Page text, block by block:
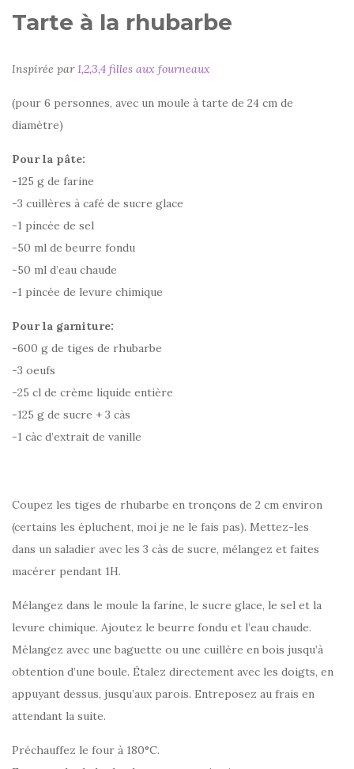
Tarte à la rhubarbe
Inspirée par1,2,3,4 filles aux fourneaux
(pour 6 personnes, avec un moule à tarte de 24 cm de
diamètre)
Pour la pâte:
-125 g de farine
-3 cuillères à café de sucre glace
-1 pincée de sel
-50 ml de beurre fondu
-50 ml d’eau chaude
-1 pincée de levure chimique
Pour la garniture:
-600 g de tiges de rhubarbe
-3 oeufs
-25 cl de crème liquide entière
-125 g de sucre + 3 càs
-1 càc d’extrait de vanille
Coupez les tiges de rhubarbe en tronçons de 2 cm environ
(certains les épluchent, moi je ne le fais pas). Mettez-les
dans un saladier avec les 3 càs de sucre, mélangez et faites
macérer pendant 1H.
Mélangez dans le moule la farine, le sucre glace, le sel et la
levure chimique. Ajoutez le beurre fondu et l’eau chaude.
Mélangez avec une baguette ou une cuillère en bois jusqu’à
obtention d’une boule. Étalez directement avec les doigts, en
appuyant dessus, jusqu’aux parois. Entreposez au frais en
attendant la suite.
Préchauffez le four à 180°C.